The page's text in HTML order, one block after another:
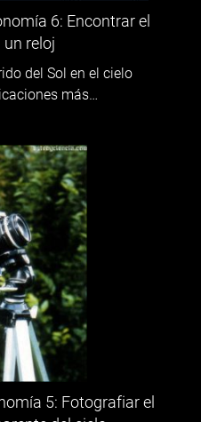
6: Encontrar el
un reloj
del Sol en el cielo
más…
5: Fotografiar el